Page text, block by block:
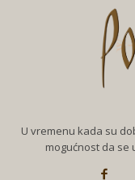
U vremenu kada su
mogućnost da se